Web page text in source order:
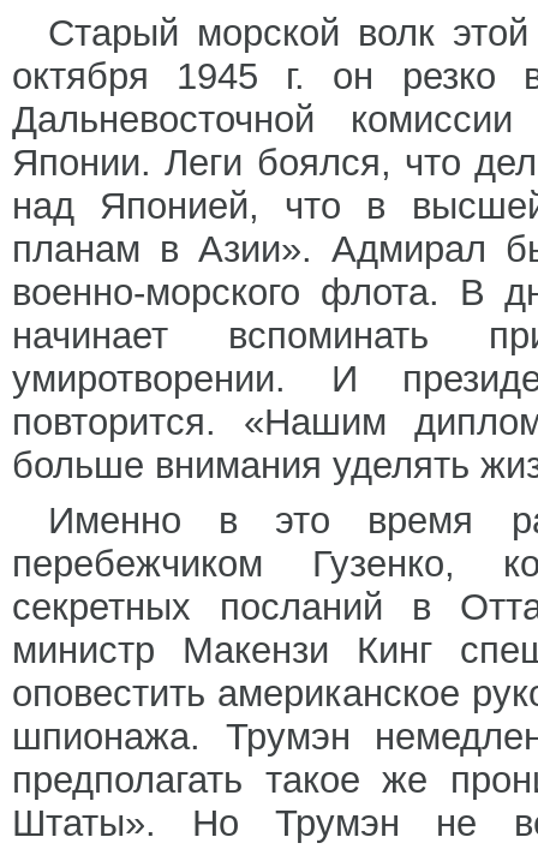
Старый морской волк
октября 1945 г. он резко
Дальневосточной
Японии. Леги боялся, что
над Японией, что в
планам в Азии». Адмирал
военно-морского флота. В
начинает вспоминать
умиротворении. И
повторится. «Нашим
больше внимания уделять
Именно в это время
перебежчиком Гузенко,
секретных посланий в
министр Макензи Кинг
оповестить американское
шпионажа. Трумэн
предполагать такое же
Штаты». Но Трумэн не